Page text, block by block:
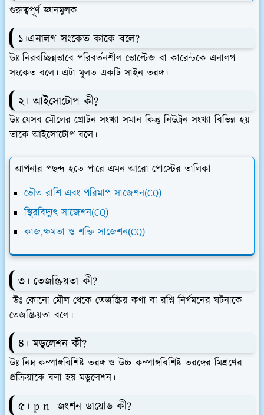
গুরুত্বপূর্ণ জ্ঞানমুলক
১।এনালগ সংকেত কাকে বলে?
উঃ নিরবচ্ছিন্নভাবে পরিবর্তনশীল ভোল্টেজ বা কারেন্টকে এনালগ
সংকেত বলে। এটা মূলত একটি সাইন তরঙ্গ।
২। আইসোটোপ কী?
উঃ যেসব মৌলের প্রোটন সংখ্যা সমান কিন্তু নিউট্রন সংখ্যা বিভিন্ন হয়
তাকে আইসোটোপ বলে।
আপনার পছন্দ হতে পারে এমন আরো পোস্টের তালিকা
ভৌত রাশি এবং পরিমাপ সাজেশন(CQ)
স্থিরবিদ্যুৎ সাজেশন(CQ)
কাজ,ক্ষমতা ও শক্তি সাজেশন(CQ)
৩। তেজস্ক্রিয়তা কী?
উঃ কোনো মৌল থেকে তেজস্ক্রিয় কণা বা রশ্নি নির্গমনের ঘটনাকে
তেজস্ক্রিয়তা বলে।
৪। মডুলেশন কী?
উঃ নিম্ন কম্পাঙ্গবিশিষ্ট তরঙ্গ ও উচ্চ কম্পাঙ্গবিশিষ্ট তরঙ্গের মিশ্রণের
প্রক্রিয়াকে বলা হয় মডুলেশন।
৫। p-n জংশন ডায়োড কী?